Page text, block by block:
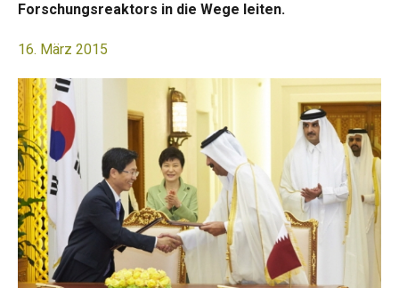
Forschungsreaktors in die Wege leiten.
16. März 2015